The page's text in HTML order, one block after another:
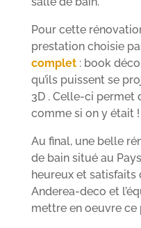
Pour cette
prestation choisie
complet: book
qu’ils puissent se
3D . Celle-ci permet
comme si on y était !
Au final, une belle
de bain situé au
heureux et satisfaits
Anderea-deco et
mettre en oeuvre ce